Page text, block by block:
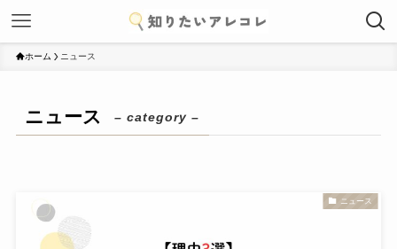
ホーム ニュース
ニュース – category –
ニュース